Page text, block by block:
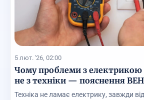
5 лют. '26, 02:00
Чому проблеми з
не з техніки — пояснення
Техніка не ламає електрику, завжди